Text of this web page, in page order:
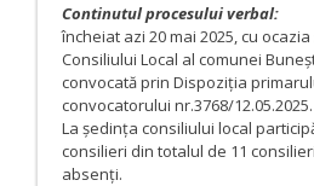
Continutul procesului verbal:
încheiat azi 20 mai 2025, cu
Consiliului Local al comunei
convocată prin Dispoziția
convocatorului nr.3768/12.05.2025.
La ședința consiliului local
consilieri din totalul de 11
absenți.